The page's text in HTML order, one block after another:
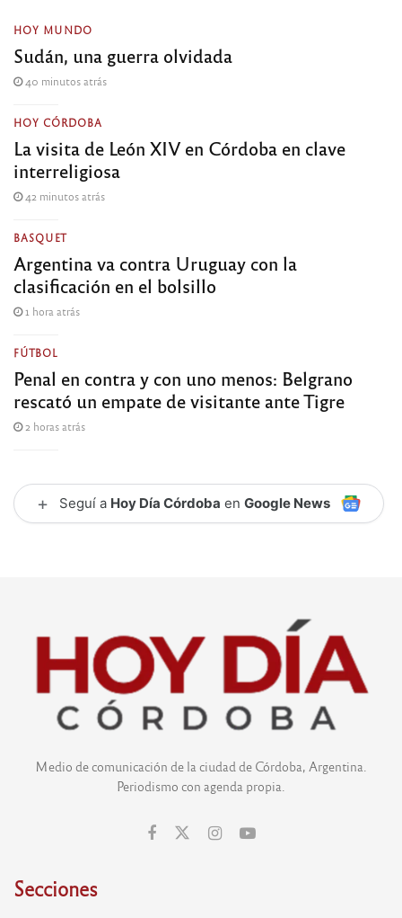
HOY MUNDO
Sudán, una guerra olvidada
40 minutos atrás
HOY CÓRDOBA
La visita de León XIV en Córdoba en clave
interreligiosa
42 minutos atrás
BASQUET
Argentina va contra Uruguay con la
clasificación en el bolsillo
1 hora atrás
FÚTBOL
Penal en contra y con uno menos: Belgrano
rescató un empate de visitante ante Tigre
2 horas atrás
+ Seguí a Hoy Día Córdoba en Google News
Medio de comunicación de la ciudad de Córdoba, Argentina.
Periodismo con agenda propia.
Secciones